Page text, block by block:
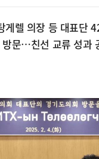
게렐 의장 등 대표단
방문…친선 교류 성과